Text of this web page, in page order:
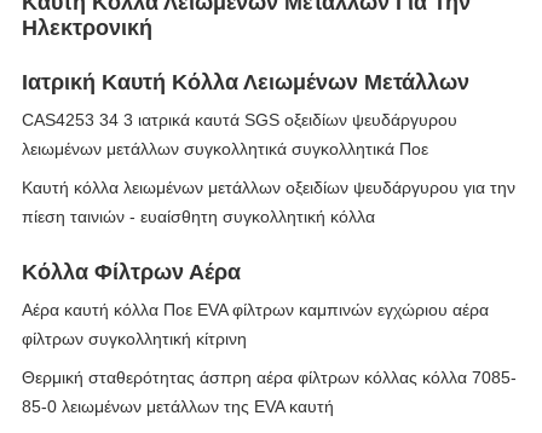
Ηλεκτρονική
Ιατρική Καυτή Κόλλα Λειωμένων Μετάλλων
CAS4253 34 3 ιατρικά καυτά SGS οξειδίων ψευδάργυρου
λειωμένων μετάλλων συγκολλητικά συγκολλητικά Ποε
Καυτή κόλλα λειωμένων μετάλλων οξειδίων ψευδάργυρου για την
πίεση ταινιών - ευαίσθητη συγκολλητική κόλλα
Κόλλα Φίλτρων Αέρα
Αέρα καυτή κόλλα Ποε EVA φίλτρων καμπινών εγχώριου αέρα
φίλτρων συγκολλητική κίτρινη
Θερμική σταθερότητας άσπρη αέρα φίλτρων κόλλας κόλλα 7085-
85-0 λειωμένων μετάλλων της EVA καυτή